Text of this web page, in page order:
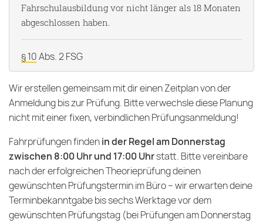
Fahrschulausbildung vor nicht länger als 18 Monaten
abgeschlossen haben.
§ 10 Abs. 2 FSG
Wir erstellen gemeinsam mit dir einen Zeitplan von der
Anmeldung bis zur Prüfung. Bitte verwechsle diese Planung
nicht mit einer fixen, verbindlichen Prüfungsanmeldung!
Fahrprüfungen findenin der Regel am Donnerstag
zwischen 8:00 Uhr und 17:00 Uhrstatt. Bitte vereinbare
nach der erfolgreichen Theorieprüfung deinen
gewünschten Prüfungstermin im Büro – wir erwarten deine
Terminbekanntgabe bis sechs Werktage vor dem
gewünschten Prüfungstag (bei Prüfungen am Donnerstag